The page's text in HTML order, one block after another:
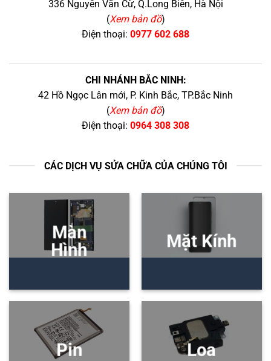
336 Nguyễn Văn Cừ, Q.Long Biên, Hà Nội
(Xem bản đồ)
Điện thoại: 0977 602 688
CHI NHÁNH BẮC NINH:
42 Hồ Ngọc Lân mới, P. Kinh Bắc, TP.Bắc Ninh
(Xem bản đồ)
Điện thoại: 0964 308 308
CÁC DỊCH VỤ SỬA CHỮA CỦA CHÚNG TÔI
Màn
Hình
Mặt Kính
Pin Loa